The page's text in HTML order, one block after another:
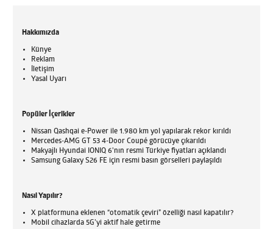
Hakkımızda
Künye
Reklam
İletişim
Yasal Uyarı
Popüler İçerikler
Nissan Qashqai e-Power ile 1.980 km yol yapılarak rekor kırıldı
Mercedes-AMG GT 53 4-Door Coupé görücüye çıkarıldı
Makyajlı Hyundai IONIQ 6'nın resmi Türkiye fiyatları açıklandı
Samsung Galaxy S26 FE için resmi basın görselleri paylaşıldı
Nasıl Yapılır?
X platformuna eklenen “otomatik çeviri” özelliği nasıl kapatılır?
Mobil cihazlarda 5G’yi aktif hale getirme